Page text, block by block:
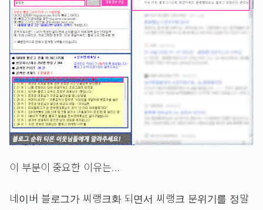
이 부분이 중요한 이유는…
네이버 블로그가 씨랭크화 되면서 씨랭크 분위기를 정말